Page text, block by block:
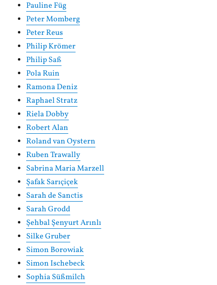
Pauline Füg
Peter Momberg
Peter Reus
Philip Krömer
Philip Saß
Pola Ruin
Ramona Deniz
Raphael Stratz
Riela Dobby
Robert Alan
Roland van Oystern
Ruben Trawally
Sabrina Maria Marzell
Şafak Sarıçiçek
Sarah de Sanctis
Sarah Grodd
Şehbal Şenyurt Arınlı
Silke Gruber
Simon Borowiak
Simon Ischebeck
Sophia Süßmilch